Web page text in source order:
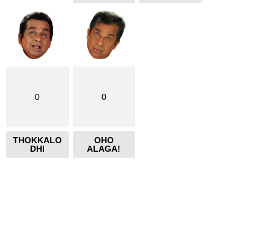
0
THOKKALO
DHI
0
OHO
ALAGA!